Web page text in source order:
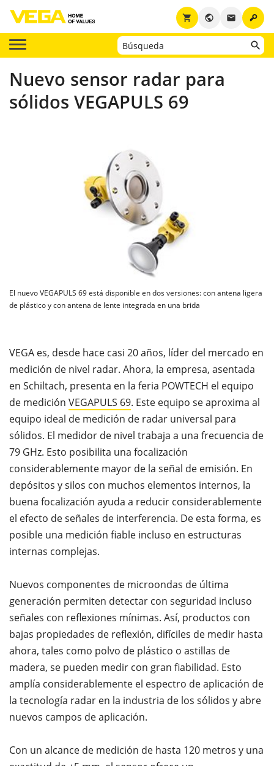
key
email
public
shopping_cart
Nuevo sensor radar para
sólidos VEGAPULS 69
El nuevo VEGAPULS 69 está disponible en dos versiones: con antena ligera
de plástico y con antena de lente integrada en una brida
VEGA es, desde hace casi 20 años, líder del mercado en
medición de nivel radar. Ahora, la empresa, asentada
en Schiltach, presenta en la feria POWTECH el equipo
de medición VEGAPULS 69. Este equipo se aproxima al
equipo ideal de medición de radar universal para
sólidos. El medidor de nivel trabaja a una frecuencia de
79 GHz. Esto posibilita una focalización
considerablemente mayor de la señal de emisión. En
depósitos y silos con muchos elementos internos, la
buena focalización ayuda a reducir considerablemente
el efecto de señales de interferencia. De esta forma, es
posible una medición fiable incluso en estructuras
internas complejas.
Nuevos componentes de microondas de última
generación permiten detectar con seguridad incluso
señales con reflexiones mínimas. Así, productos con
bajas propiedades de reflexión, difíciles de medir hasta
ahora, tales como polvo de plástico o astillas de
madera, se pueden medir con gran fiabilidad. Esto
amplía considerablemente el espectro de aplicación de
la tecnología radar en la industria de los sólidos y abre
nuevos campos de aplicación.
Con un alcance de medición de hasta 120 metros y una